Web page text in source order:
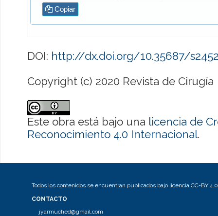
Copiar
DOI: http://dx.doi.org/10.35687/
Copyright (c) 2020 Revista de Cirugía
Este obra está bajo una licencia de
Reconocimiento 4.0 Internacional.
Todos los contenidos se encuentran publicados bajo licencia CC-BY 4.0
CONTACTO
jyarmuched@gmail.com